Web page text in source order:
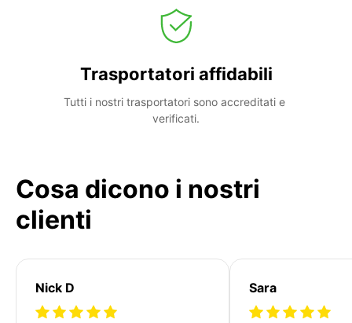
Trasportatori affidabili
Tutti i nostri trasportatori sono accreditati e
verificati.
Cosa dicono i nostri
clienti
Nick D Sara